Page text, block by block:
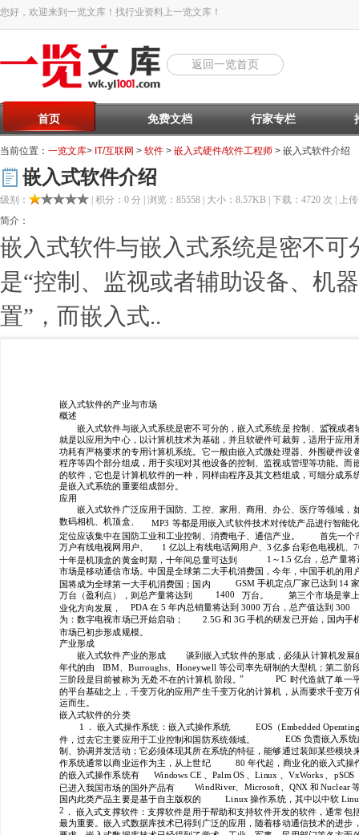
您好，欢迎来到一览文库！找行业资料上一览文库！
返回一览首页
首页 免费文档 行家专栏
当前位置： 一览文库> IT/互联网 > 软件 > 嵌入式硬件/软件工程师 > 嵌入式软件介绍
嵌入式软件介绍
级别：
| 积分：0 分 | 浏览：85558 | 大小：8.57KB | 下载：4720 次 | 上
简介：
嵌入式软件与嵌入式系统是密不可
是“控制、监视或者辅助设备、机
置”，而嵌入式..